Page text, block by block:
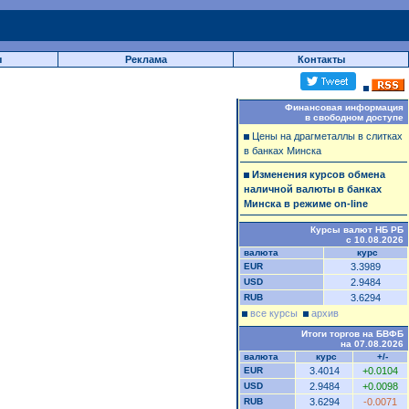
Реклама Контакты
Финансовая информация
в свободном доступе
Цены на драгметаллы в слитках
в банках Минска
Изменения курсов обмена
наличной валюты в банках
Минска в режиме on-line
Курсы валют НБ РБ
с 10.08.2026
валюта
курс
EUR
3.3989
USD 2.9484
RUB
3.6294
все курсы
архив
Итоги торгов на БВФБ
на 07.08.2026
валюта
курс
+/-
EUR
3.4014 +0.0104
USD 2.9484 +0.0098
RUB 3.6294 -0.0071